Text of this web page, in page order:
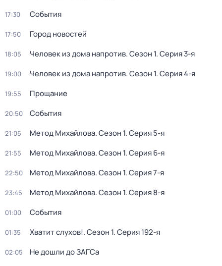
17:30 События
17:50 Город новостей
18:05 Человек из дома напротив. Сезон 1. Серия 3-я
19:00 Человек из дома напротив. Сезон 1. Серия 4-я
19:55 Прощание
20:50 События
21:05 Метод Михайлова. Сезон 1. Серия 5-я
21:55 Метод Михайлова. Сезон 1. Серия 6-я
22:50 Метод Михайлова. Сезон 1. Серия 7-я
23:45 Метод Михайлова. Сезон 1. Серия 8-я
01:00 События
01:35 Хватит слухов!. Сезон 1. Серия 192-я
02:05 Не дошли до ЗАГСа